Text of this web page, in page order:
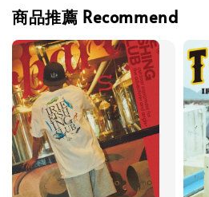
商品推薦 Recommend